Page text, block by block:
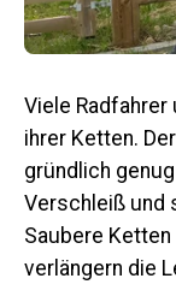
Viele
ihrer Ketten.
gründlich
Verschleiß und
Saubere
verlängern die